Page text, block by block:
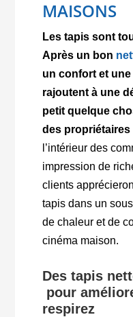
MAISONS
Les tapis sont
Après un bon
un confort et
rajoutent à une
petit quelque
des propriétaires
l’intérieur des
impression de
clients
tapis dans un
de chaleur et de
cinéma maison.
Des tapis
pour
respirez